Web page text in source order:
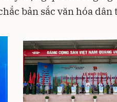
bản sắc văn hóa dân